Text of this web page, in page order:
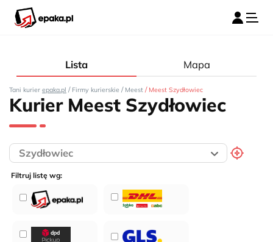
Lista Mapa
Tani kurier epaka.pl / Firmy kurierskie / Meest / Meest Szydłowiec
Kurier Meest Szydłowiec
Filtruj listę wg: